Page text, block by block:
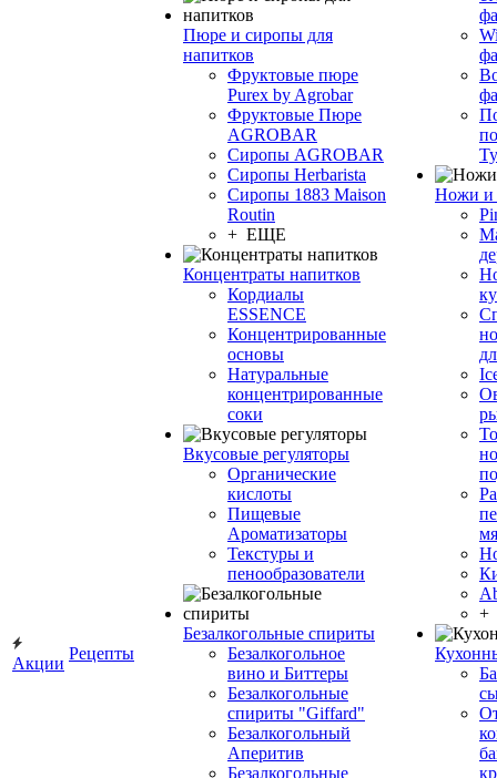
Акции
Рецепты
Пюре и сиропы для
напитков
Фруктовые пюре
Purex by Agrobar
Фруктовые Пюре
AGROBAR
Сиропы AGROBAR
Сиропы Herbarista
Сиропы 1883 Maison
Routin
+ ЕЩЕ
Концентраты напитков
Кордиалы
ESSENCE
Концентрированные
основы
Натуральные
концентрированные
соки
Вкусовые регуляторы
Органические
кислоты
Пищевые
Ароматизаторы
Текстуры и
пенообразователи
Безалкогольные спириты
Безалкогольное
вино и Биттеры
Безалкогольные
спириты "Giffard"
Безалкогольный
Аперитив
Безалкогольные
Ножи и
+